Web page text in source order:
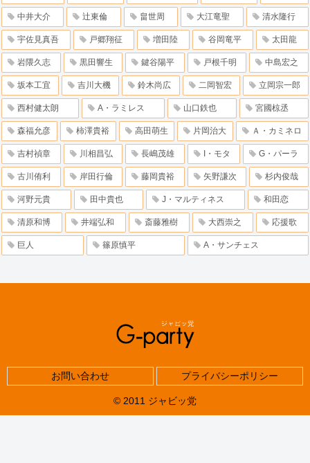
中井大介 辻東倫 畠世周 大江竜聖 清水隆行
宇佐見真吾 戸郷翔征 増田陸 谷岡竜平 太田龍
岩隈久志 黒田響生 鍵谷陽平 戸根千明 中島宏之
坂本工宜 吉川大機 鈴木尚広 二岡智宏 立岡宗一郎
西村健太朗 A・ラミレス 山口鉄也 宮國椋丞
森福允彦 柿澤貴裕 高田萌生 片岡治大 Ａ・カミネロ
吉村禎章 川相昌弘 長嶋茂雄 I・モタ G・パーラ
古川侑利 岸田行倫 藤岡貴裕 矢野謙次 杉内俊哉
河野元貴 田中貴也 J・マルティネス 和田恋
清原和博 井端弘和 斎藤雅樹 大西崇之 応援歌
巨人 篠原慎平 A・サンチェス
お問い合わせ プライバシーポリシー
© 2011 ジャビッ党